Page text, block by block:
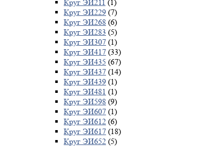
Круг ЭИ211 (1)
Круг ЭИ229 (7)
Круг ЭИ268 (6)
Круг ЭИ283 (5)
Круг ЭИ307 (1)
Круг ЭИ417 (33)
Круг ЭИ435 (67)
Круг ЭИ437 (14)
Круг ЭИ439 (1)
Круг ЭИ481 (1)
Круг ЭИ598 (9)
Круг ЭИ607 (1)
Круг ЭИ612 (6)
Круг ЭИ617 (18)
Круг ЭИ652 (5)